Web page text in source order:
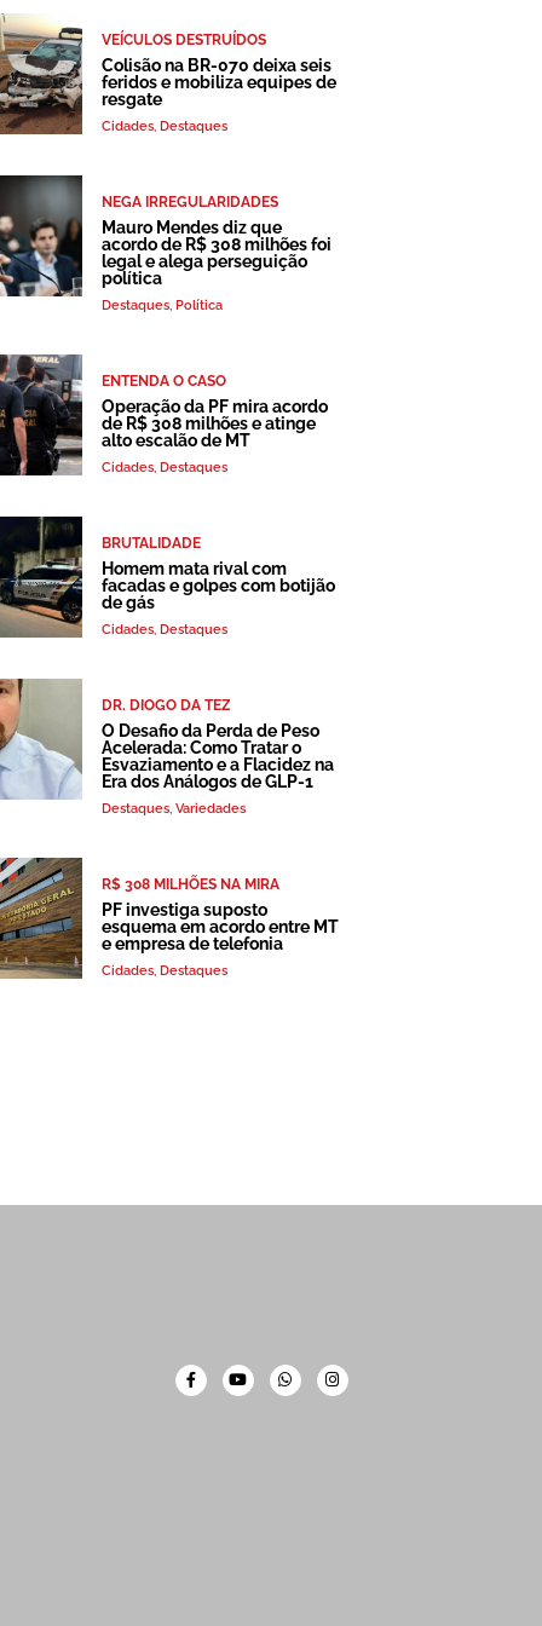
VEÍCULOS DESTRUÍDOS
Colisão na BR-070 deixa seis
feridos e mobiliza equipes de
resgate
Cidades, Destaques
NEGA IRREGULARIDADES
Mauro Mendes diz que
acordo de R$ 308 milhões foi
legal e alega perseguição
política
Destaques, Política
ENTENDA O CASO
Operação da PF mira acordo
de R$ 308 milhões e atinge
alto escalão de MT
Cidades, Destaques
BRUTALIDADE
Homem mata rival com
facadas e golpes com botijão
de gás
Cidades, Destaques
DR. DIOGO DA TEZ
O Desafio da Perda de Peso
Acelerada: Como Tratar o
Esvaziamento e a Flacidez na
Era dos Análogos de GLP-1
Destaques, Variedades
R$ 308 MILHÕES NA MIRA
PF investiga suposto
esquema em acordo entre MT
e empresa de telefonia
Cidades, Destaques